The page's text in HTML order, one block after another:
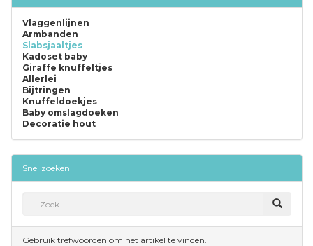
Vlaggenlijnen
Armbanden
Slabsjaaltjes
Kadoset baby
Giraffe knuffeltjes
Allerlei
Bijtringen
Knuffeldoekjes
Baby omslagdoeken
Decoratie hout
Snel zoeken
Gebruik trefwoorden om het artikel te vinden.